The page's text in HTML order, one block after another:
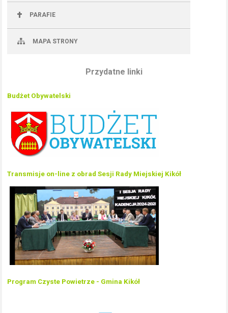
PARAFIE
MAPA STRONY
Przydatne linki
Budżet Obywatelski
Transmisje on-line z obrad Sesji Rady Miejskiej Kikół
Program Czyste Powietrze - Gmina Kikół